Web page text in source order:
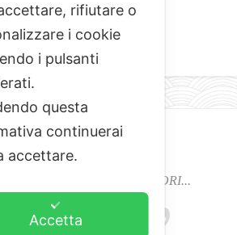
COLORI, ODORI E SAPORI...
DEL BUON CIBO
rifiutare o
i cookie
i pulsanti
questa
continuerai
accettare.
Accetta